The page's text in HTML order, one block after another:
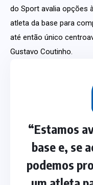
do Sport avalia opções
atleta da base para
até então único
Gustavo Coutinho.
“Estamos
base e, se
podemos